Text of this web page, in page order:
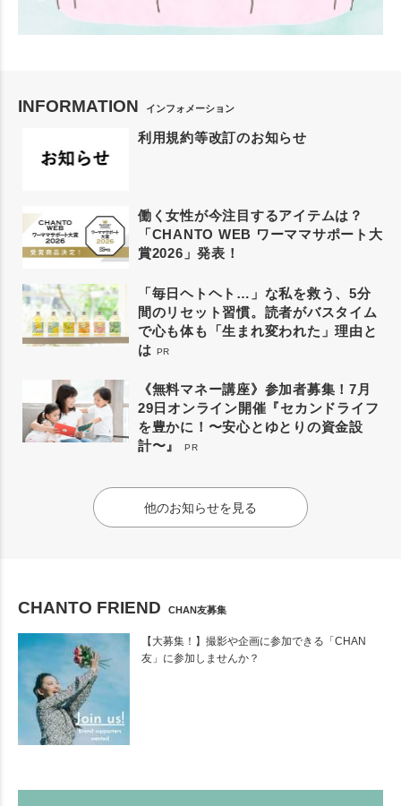
INFORMATION インフォメーション
利用規約等改訂のお知らせ
働く女性が今注目するアイテムは？
「CHANTO WEB ワーママサポート大
賞2026」発表！
「毎日ヘトヘト…」な私を救う、5分
間のリセット習慣。読者がバスタイム
で心も体も「生まれ変われた」理由と
は PR
《無料マネー講座》参加者募集！7月
29日オンライン開催『セカンドライフ
を豊かに！〜安心とゆとりの資金設
計〜』
PR
他のお知らせを見る
CHANTO FRIEND CHAN友募集
【大募集！】撮影や企画に参加できる「CHAN
友」に参加しませんか？